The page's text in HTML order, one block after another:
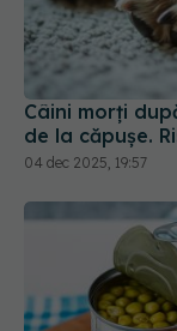
Câini morți
de la căpușe.
04 dec 2025, 19:57